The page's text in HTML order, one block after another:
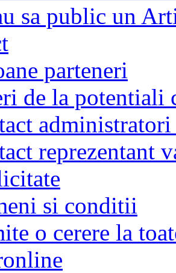
sa public un
parteneri
de la potentiali
reprezentant
si conditii
o cerere la